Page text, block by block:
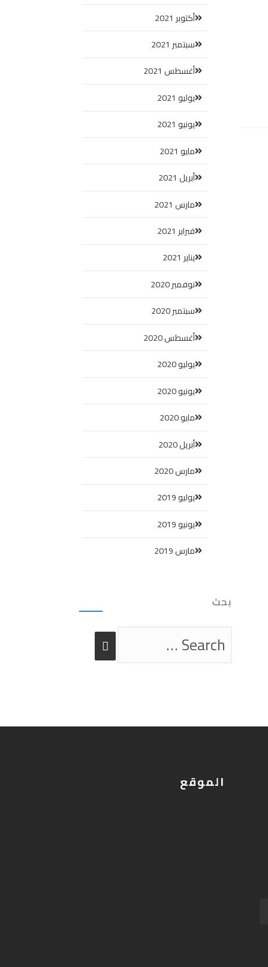
أكتوبر 2021
سبتمبر 2021
أغسطس 2021
يوليو 2021
يونيو 2021
مايو 2021
أبريل 2021
مارس 2021
فبراير 2021
يناير 2021
نوفمبر 2020
سبتمبر 2020
أغسطس 2020
يوليو 2020
يونيو 2020
مايو 2020
أبريل 2020
مارس 2020
يوليو 2019
يونيو 2019
مارس 2019
بحث
الموقع